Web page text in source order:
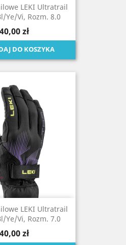
LEKI Ultratrail
ye/vi, Rozm. 8.0
zł
DO KOSZYKA
LEKI Ultratrail
ye/vi, Rozm. 7.0
zł